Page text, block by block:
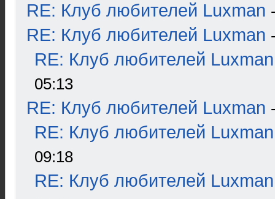
RE: Клуб любителей Luxman
RE: Клуб любителей Luxman
RE: Клуб любителей Luxman
05:13
RE: Клуб любителей Luxman
RE: Клуб любителей Luxman
09:18
RE: Клуб любителей Luxman